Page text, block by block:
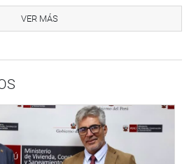
de acelerar el despliegue de
a favor de la
reemplazar el 50% del pago
Económicas Sectoriales
renovación tecnológica
de telecomunicaciones y/o de
de telecomunicaciones sin costo a
VER MÁS